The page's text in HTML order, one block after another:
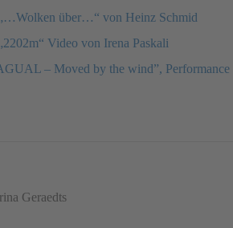
über…“ von Heinz Schmid
Video von Irena Paskali
– Moved by the wind”,